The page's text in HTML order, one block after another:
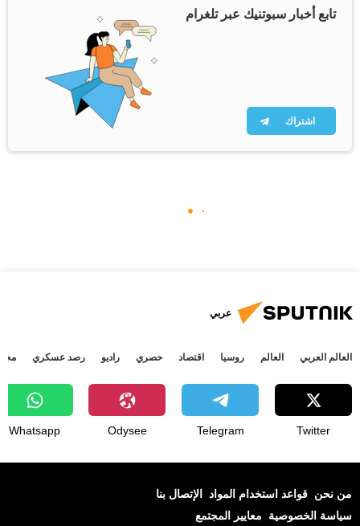
تابع أخبار سبوتنيك عبر تلغرام
اشتراك
عربي
العالم العربي العالم روسيا اقتصاد حصري راديو رصد عسكري
Twitter
Telegram
Odysee
Whatsapp
من نحن قواعد استخدام المواد
الإتصال بنا
سياسة الخصوصية
معايير المجتمع